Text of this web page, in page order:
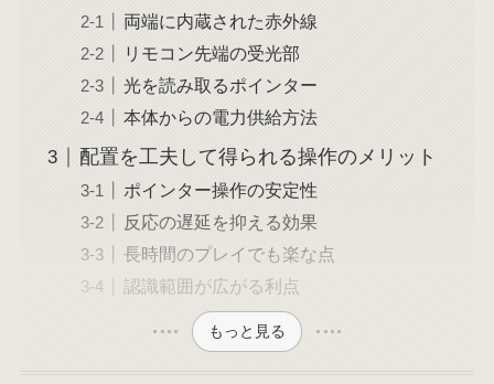
両端に内蔵された赤外線
リモコン先端の受光部
光を読み取るポインター
本体からの電力供給方法
配置を工夫して得られる操作のメリット
ポインター操作の安定性
反応の遅延を抑える効果
長時間のプレイでも楽な点
認識範囲が広がる利点
もっと見る